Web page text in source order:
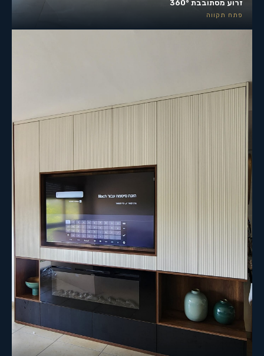
זרוע מסתובבת 360°
פתח תקווה